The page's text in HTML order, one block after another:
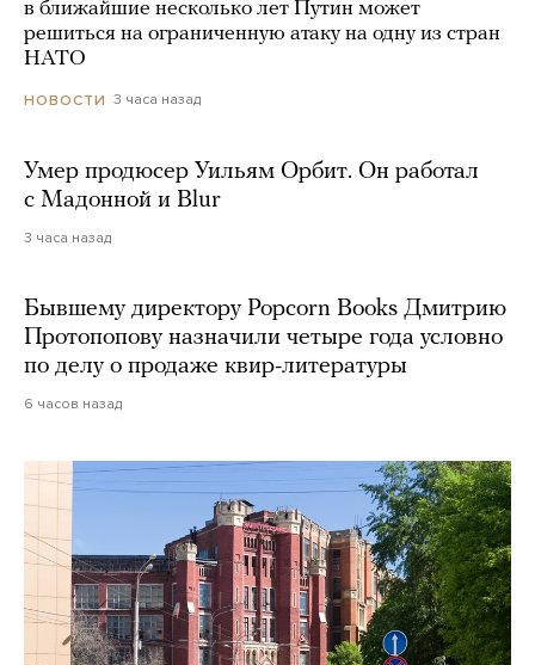
в ближайшие несколько лет Путин может
решиться на ограниченную атаку на одну из стран
НАТО
НОВОСТИ 3 часа назад
Умер продюсер Уильям Орбит. Он работал
с Мадонной и Blur
3 часа назад
Бывшему директору Popcorn Books Дмитрию
Протопопову назначили четыре года условно
по делу о продаже квир-литературы
6 часов назад